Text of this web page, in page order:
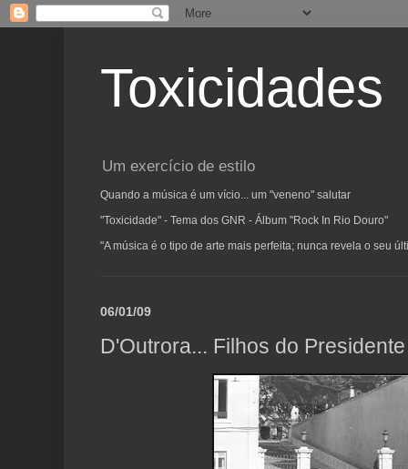
Toxicidades
Um exercício de estilo
Quando a música é um vício... um "veneno" salutar
"Toxicidade" - Tema dos GNR - Álbum "Rock In Rio Douro"
"A música é o tipo de arte mais perfeita; nunca revela o seu
06/01/09
D'Outrora... Filhos do Presidente